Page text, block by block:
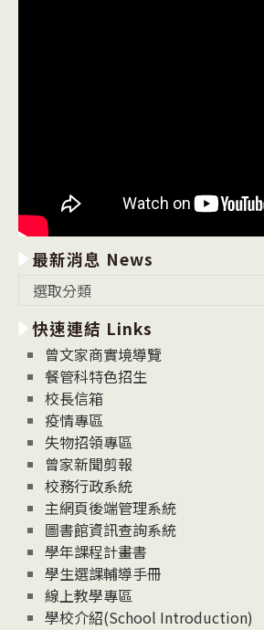
最新消息 News
消
息
News
選取分類
快速連結 Links
曾文家商實境導覽
餐管科特色招生
校長信箱
疫情專區
失物招領專區
曾家新聞剪報
校務行政系統
主網頁後端管理系統
圖書館資訊查詢系統
學年課程計畫書
學生選課輔導手冊
線上教學專區
學校介紹(School Introduction)